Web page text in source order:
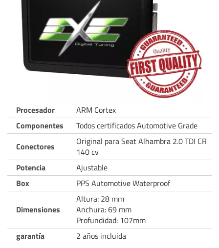
Procesador
ARM Cortex
Componentes
Todos certificados Automotive Grade
Conectores
Original para Seat Alhambra 2.0 TDI CR
140 cv
Potencia
Ajustable
Box
PPS Automotive Waterproof
Dimensiones
Altura: 28 mm
Anchura: 69 mm
Profundidad: 107mm
garantía
2 años incluida